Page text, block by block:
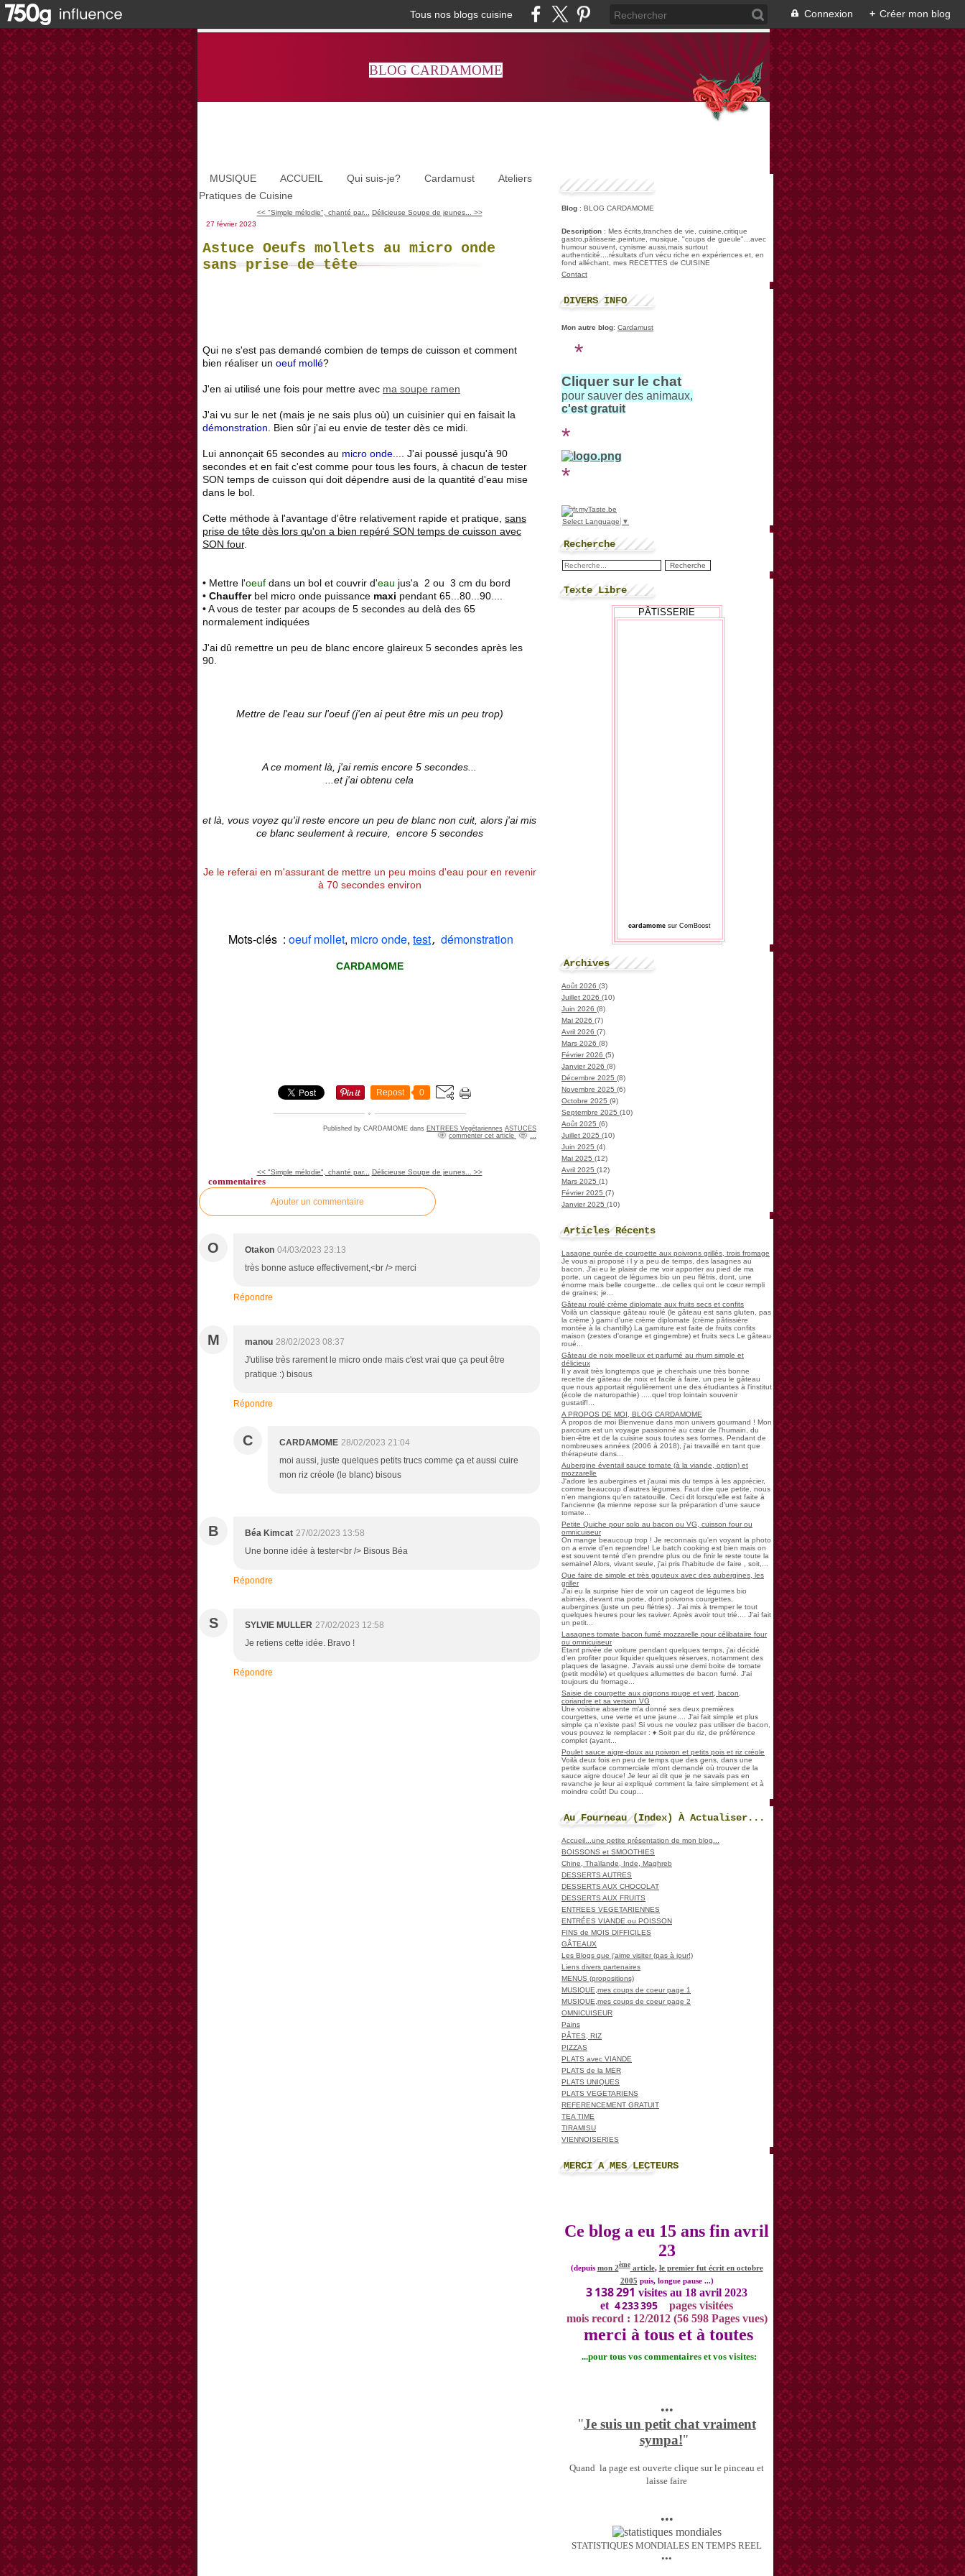
Tous nos blogs cuisine Connexion + Créer mon blog
BLOG CARDAMOME
MUSIQUE ACCUEIL Qui suis-je? Cardamust
Ateliers
Pratiques de Cuisine
<< "Simple mélodie", chanté par...
Délicieuse Soupe de jeunes... >>
27 février 2023
Astuce Oeufs mollets au micro onde
sans prise de tête
Qui ne s'est pas demandé combien de temps de cuisson et comment
bien réaliser un oeuf mollé?
J'en ai utilisé une fois pour mettre avec ma soupe ramen
J'ai vu sur le net (mais je ne sais plus où) un cuisinier qui en faisait la
démonstration . Bien sûr j'ai eu envie de tester dès ce midi.
Lui annonçait 65 secondes au micro onde .... J'ai poussé jusqu'à 90
secondes et en fait c'est comme pour tous les fours, à chacun de tester
SON temps de cuisson qui doit dépendre ausi de la quantité d'eau mise
dans le bol.
Cette méthode à l'avantage d'être relativement rapide et pratique, sans
prise de tête dès lors qu'on a bien repéré SON temps de cuisson avec
SON four.
• Mettre l'oeuf dans un bol et couvrir d'eau jus'a 2 ou 3 cm du bord
• Chaufferbel micro onde puissance maxi pendant 65...80...90....
• A vous de tester par acoups de 5 secondes au delà des 65
normalement indiquées
J'ai dû remettre un peu de blanc encore glaireux 5 secondes après les
90.
Mettre de l'eau sur l'oeuf (j'en ai peut être mis un peu trop)
A ce moment là, j'ai remis encore 5 secondes...
...et j'ai obtenu cela
et là, vous voyez qu'il reste encore un peu de blanc non cuit, alors j'ai mis
ce blanc seulement à recuire, encore 5 secondes
Je le referai en m'assurant de mettre un peu moins d'eau pour en revenir
à 70 secondes environ
Mots-clés : oeuf mollet, micro onde, test, démonstration
CARDAMOME
Repost 0
Published by CARDAMOME dans ENTREES Vegétariennes ASTUCES
commenter cet article
…
<< "Simple mélodie", chanté par... Délicieuse Soupe de jeunes... >>
commentaires
Ajouter un commentaire
O Otakon 04/03/2023 23:13
très bonne astuce effectivement,<br /> merci
Répondre
M manou 28/02/2023 08:37
J'utilise très rarement le micro onde mais c'est vrai que ça peut être
pratique :) bisous
Répondre
C CARDAMOME 28/02/2023 21:04
moi aussi, juste quelques petits trucs comme ça et aussi cuire
mon riz créole (le blanc) bisous
B Béa Kimcat 27/02/2023 13:58
Une bonne idée à tester<br /> Bisous Béa
Répondre
S SYLVIE MULLER 27/02/2023 12:58
Je retiens cette idée. Bravo !
Répondre
Blog : BLOG CARDAMOME
Description : Mes écrits,tranches de vie, cuisine,critique
gastro,pâtisserie,peinture, musique, "coups de gueule"...avec
humour souvent, cynisme aussi,mais surtout
authenticité....résultats d'un vécu riche en expériences et, en
fond alléchant, mes RECETTES de CUISINE
Contact
DIVERS INFO
Mon autre blog: Cardamust
*
Cliquer sur le chat
pour sauver des animaux,
c'est gratuit
*
*
Select Language ▼
Recherche
Texte Libre
PÂTISSERIE
cardamome sur ComBoost
Archives
Août 2026 (3)
Juillet 2026 (10)
Juin 2026 (8)
Mai 2026 (7)
Avril 2026 (7)
Mars 2026 (8)
Février 2026 (5)
Janvier 2026 (8)
Décembre 2025 (8)
Novembre 2025 (6)
Octobre 2025 (9)
Septembre 2025 (10)
Août 2025 (6)
Juillet 2025 (10)
Juin 2025 (4)
Mai 2025 (12)
Avril 2025 (12)
Mars 2025 (1)
Février 2025 (7)
Janvier 2025 (10)
Articles Récents
Lasagne purée de courgette aux poivrons grillés, trois fromage
Je vous ai proposé i l y a peu de temps, des lasagnes au
bacon. J'ai eu le plaisir de me voir apporter au pied de ma
porte, un cageot de légumes bio un peu flétris, dont, une
énorme mais belle courgette...de celles qui ont le cœur rempli
de graines; je...
Gâteau roulé crème diplomate aux fruits secs et confits
Voilà un classique gâteau roulé (le gâteau est sans gluten, pas
la crème ) garni d'une crème diplomate (crème pâtissière
montée à la chantilly) La garniture est faite de fruits confits
maison (zestes d'orange et gingembre) et fruits secs Le gâteau
roué...
Gâteau de noix moelleux et parfumé au rhum simple et
délicieux
Il y avait très longtemps que je cherchais une très bonne
recette de gâteau de noix et facile à faire, un peu le gâteau
que nous apportait régulièrement une des étudiantes à l'institut
(école de naturopathie) .....quel trop lointain souvenir
gustatif!...
A PROPOS DE MOI, BLOG CARDAMOME
À propos de moi Bienvenue dans mon univers gourmand ! Mon
parcours est un voyage passionné au cœur de l'humain, du
bien-être et de la cuisine sous toutes ses formes. Pendant de
nombreuses années (2006 à 2018), j'ai travaillé en tant que
thérapeute dans...
Aubergine éventail sauce tomate (à la viande, option) et
mozzarelle
J'adore les aubergines et j'aurai mis du temps à les apprécier,
comme beaucoup d'autres légumes. Faut dire que petite, nous
n'en mangions qu'en ratatouille. Ceci dit lorsqu'elle est faite à
l'ancienne (la mienne repose sur la préparation d'une sauce
tomate...
Petite Quiche pour solo au bacon ou VG, cuisson four ou
omnicuiseur
On mange beaucoup trop ! Je reconnais qu'en voyant la photo
on a envie d'en reprendre! Le batch cooking est bien mais on
est souvent tenté d'en prendre plus ou de finir le reste toute la
semaine! Alors, vivant seule, j'ai pris l'habitude de faire , soit,...
Que faire de simple et très gouteux avec des aubergines, les
griller
J'ai eu la surprise hier de voir un cageot de légumes bio
abimés, devant ma porte, dont poivrons courgettes,
aubergines (juste un peu flétries) . J'ai mis à tremper le tout
quelques heures pour les raviver. Après avoir tout trié.... J'ai fait
un petit...
Lasagnes tomate bacon fumé mozzarelle pour célibataire four
ou omnicuiseur
Etant privée de voiture pendant quelques temps, j'ai décidé
d'en profiter pour liquider quelques réserves, notamment des
plaques de lasagne. J'avais aussi une demi boite de tomate
(petit modèle) et quelques allumettes de bacon fumé. J'ai
toujours du fromage...
Saisie de courgette aux oignons rouge et vert, bacon,
coriandre et sa version VG
Une voisine absente m'a donné ses deux premières
courgettes, une verte et une jaune.... J'ai fait simple et plus
simple ça n'existe pas! Si vous ne voulez pas utiliser de bacon,
vous pouvez le remplacer : ♦ Soit par du riz, de préférence
complet (ayant...
Poulet sauce aigre-doux au poivron et petits pois et riz créole
Voilà deux fois en peu de temps que des gens, dans une
petite surface commerciale m'ont demandé où trouver de la
sauce aigre douce! Je leur ai dit que je ne savais pas en
revanche je leur ai expliqué comment la faire simplement et à
moindre coût! Du coup...
Au Fourneau (Index) À Actualiser...
Accueil...une petite présentation de mon blog...
BOISSONS et SMOOTHIES
Chine, Thaïlande, Inde, Maghreb
DESSERTS AUTRES
DESSERTS AUX CHOCOLAT
DESSERTS AUX FRUITS
ENTREES VEGETARIENNES
ENTRÉES VIANDE ou POISSON
FINS de MOIS DIFFICILES
GÂTEAUX
Les Blogs que j'aime visiter (pas à jour!)
Liens divers partenaires
MENUS (propositions)
MUSIQUE,mes coups de coeur page 1
MUSIQUE,mes coups de coeur page 2
OMNICUISEUR
Pains
PÂTES, RIZ
PIZZAS
PLATS avec VIANDE
PLATS de la MER
PLATS UNIQUES
PLATS VEGETARIENS
REFERENCEMENT GRATUIT
TEA TIME
TIRAMISU
VIENNOISERIES
MERCI A MES LECTEURS
Ce blog a eu 15 ans fin avril
23
(depuis mon 2èmearticle, le premier fut écrit en octobre
2005 puis, longue pause ...)
3 138 291 visites au 18 avril 2023
et 4 233 395
pages visitées
mois record : 12/2012 (56 598 Pages vues)
merci à tous et à toutes
...pour tous vos commentaires et vos visites:
•••
"Je suis un petit chat vraiment
sympa!"
Quand la page est ouverte clique sur le pinceau et
laisse faire
•••
STATISTIQUES MONDIALES EN TEMPS REEL
•••